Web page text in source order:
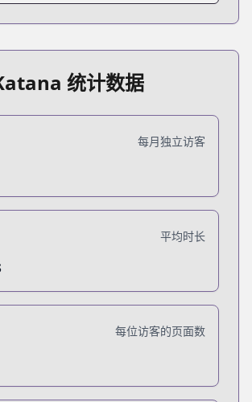
统计数据
每月独立访客
平均时长
每位访客的页面数